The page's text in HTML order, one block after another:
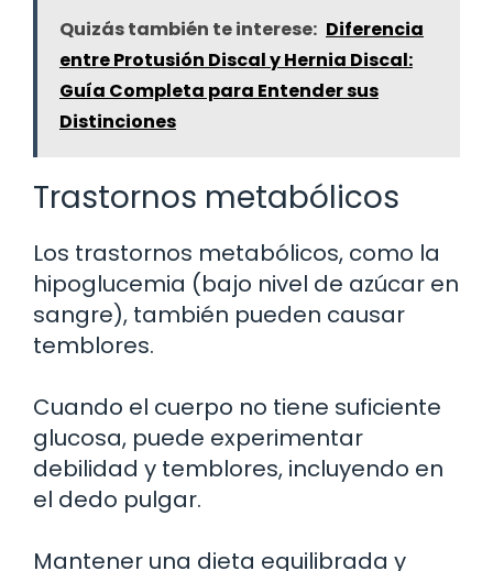
Quizás también te interese: Diferencia
entre Protusión Discal y Hernia Discal:
Guía Completa para Entender sus
Distinciones
Trastornos metabólicos
Los trastornos metabólicos, como la
hipoglucemia (bajo nivel de azúcar en
sangre), también pueden causar
temblores.
Cuando el cuerpo no tiene suficiente
glucosa, puede experimentar
debilidad y temblores, incluyendo en
el dedo pulgar.
Mantener una dieta equilibrada y